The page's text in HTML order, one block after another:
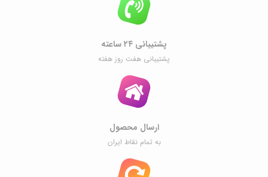
پشتیبانی ۲۴ ساعته
پشتیبانی هفت روز هفته
ارسال محصول
به تمام نقاط ایران